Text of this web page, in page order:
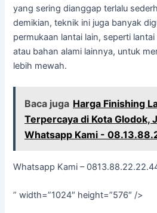
yang sering dianggap terlalu
demikian, teknik ini juga banyak
permukaan lantai lain, seperti
atau bahan alami lainnya, untuk
lebih mewah.
Baca juga Harga Finishing
Terpercaya di Kota Glodok,
Whatsapp Kami -
Whatsapp Kami –
” width=”1024″ height=”576″ />